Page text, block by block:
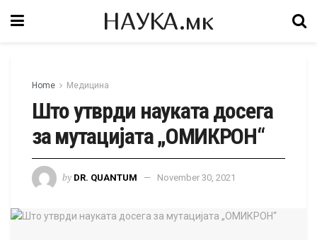
НАУКА.мк
Home Медицина
Што утврди науката досега
за мутацијата „ОМИКРОН“
by DR. QUANTUM November 30, 2021